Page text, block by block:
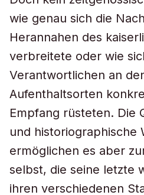
wie genau sich die
Herannahen des
verbreitete oder wie
Verantwortlichen an
Aufenthaltsorten
Empfang rüsteten. Die
und historiographische
ermöglichen es aber
selbst, die seine letzte
ihren verschiedenen